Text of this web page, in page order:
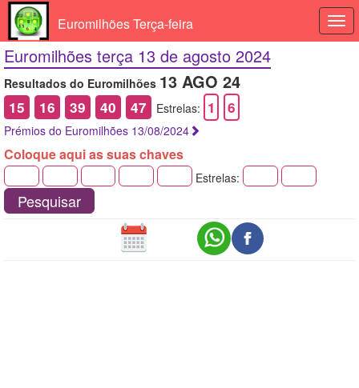
Euromilhões Terça-feira
Euromilhões terça 13 de agosto 2024
Resultados do Euromilhões 13 AGO 24
15 16 39 40 47 Estrelas: 1 6
Prémios do Euromilhões 13/08/2024
Coloque aqui as suas chaves
Estrelas:
Pesquisar